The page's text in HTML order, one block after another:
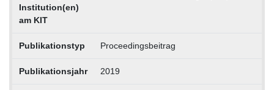
Institution(en)
am KIT
Publikationstyp Proceedingsbeitrag
Publikationsjahr 2019